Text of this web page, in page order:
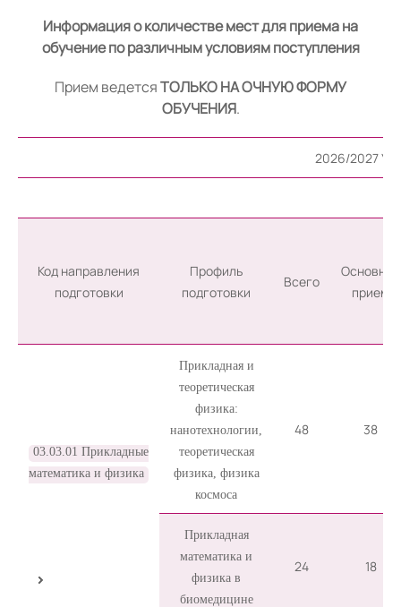
Информация о количестве мест для приема на
обучение по различным условиям поступления
Прием ведетсяТОЛЬКО НА ОЧНУЮ ФОРМУ
ОБУЧЕНИЯ.
2026/2027
Код направления
подготовки
Профиль
подготовки
Всего
Основной
прием
03.03.01 Прикладные
математика и физика
Прикладная и
теоретическая
физика:
нанотехнологии,
теоретическая
физика, физика
космоса
48 38
Прикладная
математика и
физика в
биомедицине
24 18